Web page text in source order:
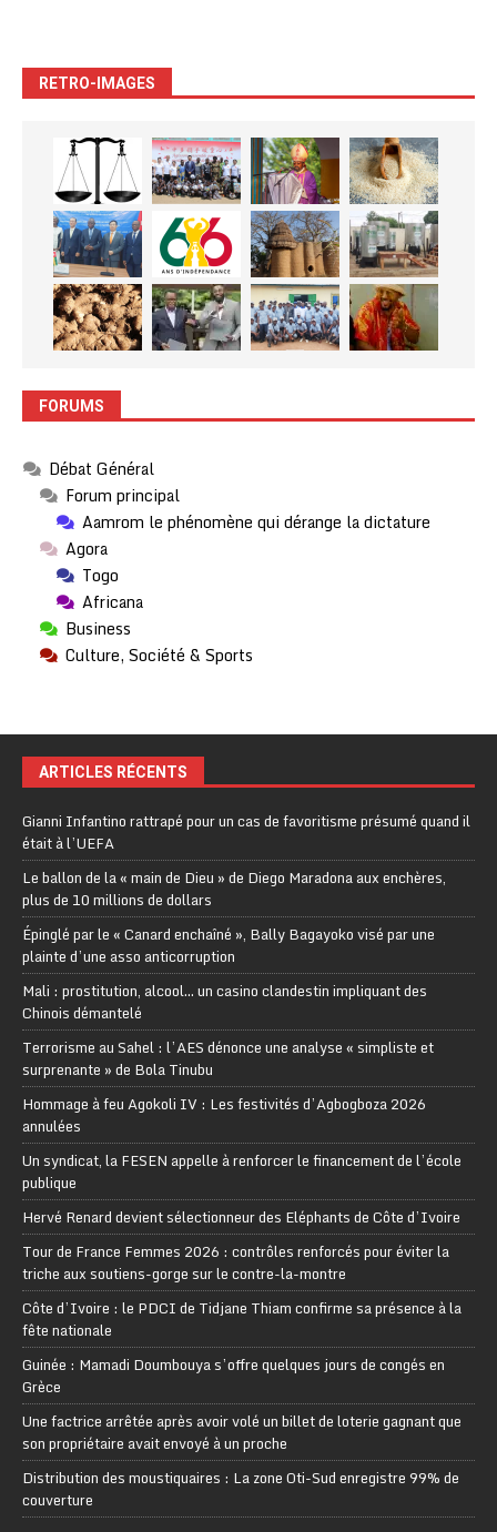
RETRO-IMAGES
FORUMS
Débat Général
Forum principal
Aamrom le phénomène qui dérange la dictature
Agora
Togo
Africana
Business
Culture, Société & Sports
ARTICLES RÉCENTS
Gianni Infantino rattrapé pour un cas de favoritisme présumé quand il
était à l’UEFA
Le ballon de la « main de Dieu » de Diego Maradona aux enchères,
plus de 10 millions de dollars
Épinglé par le « Canard enchaîné », Bally Bagayoko visé par une
plainte d’une asso anticorruption
Mali : prostitution, alcool… un casino clandestin impliquant des
Chinois démantelé
Terrorisme au Sahel : l’AES dénonce une analyse « simpliste et
surprenante » de Bola Tinubu
Hommage à feu Agokoli IV : Les festivités d’Agbogboza 2026
annulées
Un syndicat, la FESEN appelle à renforcer le financement de l’école
publique
Hervé Renard devient sélectionneur des Eléphants de Côte d’Ivoire
Tour de France Femmes 2026 : contrôles renforcés pour éviter la
triche aux soutiens-gorge sur le contre-la-montre
Côte d’Ivoire : le PDCI de Tidjane Thiam confirme sa présence à la
fête nationale
Guinée : Mamadi Doumbouya s’offre quelques jours de congés en
Grèce
Une factrice arrêtée après avoir volé un billet de loterie gagnant que
son propriétaire avait envoyé à un proche
Distribution des moustiquaires : La zone Oti-Sud enregistre 99% de
couverture